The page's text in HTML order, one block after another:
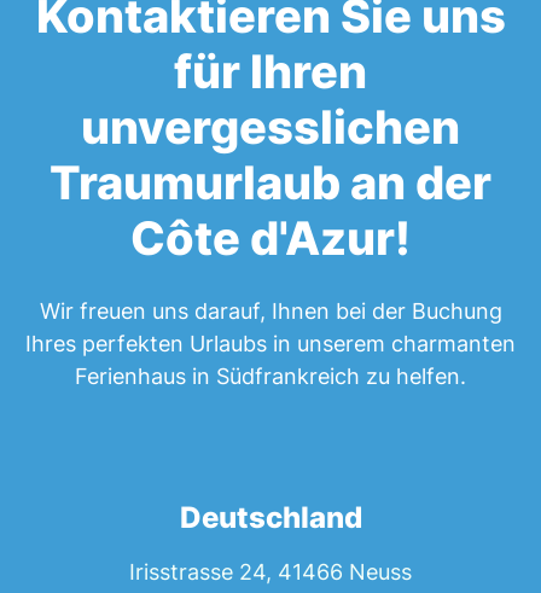
Kontaktieren Sie uns
für Ihren
unvergesslichen
Traumurlaub an der
Côte d'Azur!
Wir freuen uns darauf, Ihnen bei der Buchung
Ihres perfekten Urlaubs in unserem charmanten
Ferienhaus in Südfrankreich zu helfen.
Deutschland
Irisstrasse 24, 41466 Neuss